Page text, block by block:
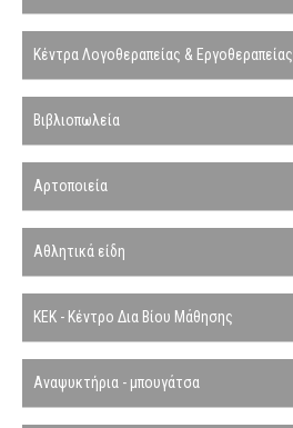
Κέντρα Λογοθεραπείας & Εργοθεραπείας
Βιβλιοπωλεία
Αρτοποιεία
Αθλητικά είδη
ΚΕΚ - Κέντρο Δια Βίου Μάθησης
Αναψυκτήρια - μπουγάτσα